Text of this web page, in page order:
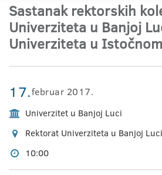
Sastanak rektorskih
Univerziteta u Banjoj
Univerziteta u
17.februar 2017.
Univerzitet u Banjoj Luci
Rektorat Univerziteta u Banjoj
10:00